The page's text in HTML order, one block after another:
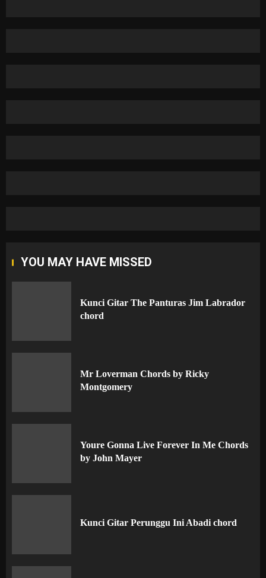
YOU MAY HAVE MISSED
Kunci Gitar The Panturas Jim Labrador
chord
Mr Loverman Chords by Ricky
Montgomery
Youre Gonna Live Forever In Me Chords
by John Mayer
Kunci Gitar Perunggu Ini Abadi chord